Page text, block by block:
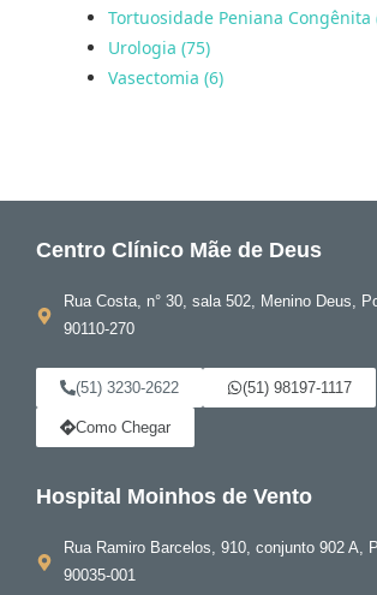
Tortuosidade Peniana Congênita
Urologia (75)
Vasectomia (6)
Centro Clínico Mãe de Deus
Rua Costa, n° 30, sala 502, Menino Deus,
90110-270
(51) 3230-2622 (51) 98197-1117
Como Chegar
Hospital Moinhos de Vento
Rua Ramiro Barcelos, 910, conjunto 902 A,
90035-001